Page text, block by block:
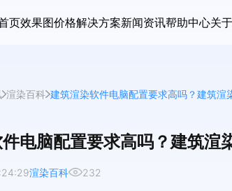
页效果图价格解决方案新闻资讯帮助中心关
渲染百科 建筑渲染软件电脑配置要求高吗？建筑渲
电脑配置要求高吗？建筑渲
渲染百科 232